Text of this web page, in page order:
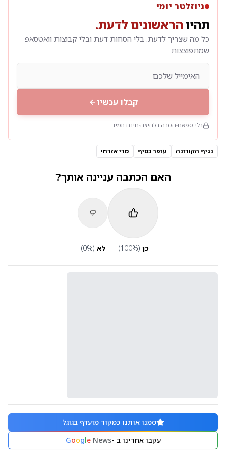
ניוזלטר יומי
תהיוהראשונים לדעת.
כל מה שצריך לדעת. בלי הסחות דעת ובלי קבוצות וואטסאפ
שמתפוצצות.
קבלו עכשיו
בלי ספאם הסרה בלחיצה חינם תמיד
נגיף הקורונה עופר כסיף מרי אזרחי
האם הכתבה עניינה אותך?
כן (
100%) לא (
0%)
סמנו אותנו כמקור מועדף בגוגל
עקבו אחרינו ב -
GoogleNews